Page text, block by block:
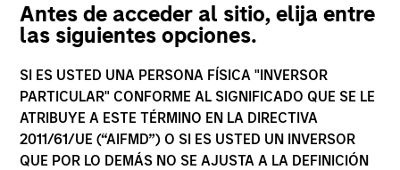
Antes de acceder al sitio, elija entre
las siguientes opciones.
SI ES USTED UNA PERSONA FÍSICA "INVERSOR
PARTICULAR" CONFORME AL SIGNIFICADO QUE SE LE
ATRIBUYE A ESTE TÉRMINO EN LA DIRECTIVA
2011/61/UE (“AIFMD”) O SI ES USTED UN INVERSOR
QUE POR LO DEMÁS NO SE AJUSTA A LA DEFINICIÓN
Private Markets
Perspectives